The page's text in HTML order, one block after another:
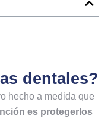
dentales?
hecho a medida que
es protegerlos